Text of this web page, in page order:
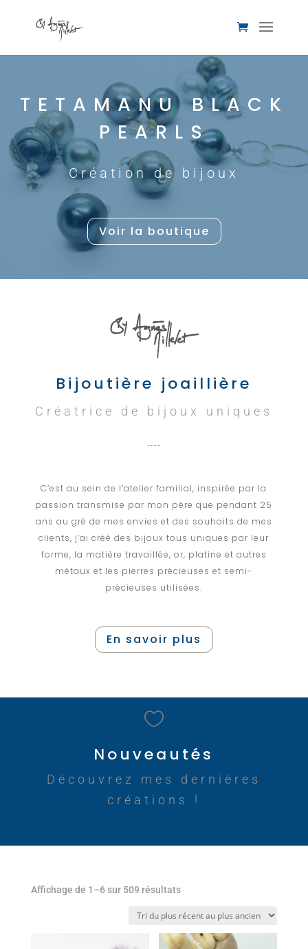
TETAMANU BLACK
PEARLS
Création de bijoux
Voir la boutique
Bijoutière joaillière
Créatrice de bijoux uniques
C’est au sein de l’atelier familial, inspirée par la
passion transmise par mon père que pendant 25
ans au gré de mes envies et des souhaits de mes
clients, j’ai créé des bijoux tous uniques par leur
forme, la matière travaillée, or, platine et autres
métaux et les pierres précieuses et semi-
précieuses utilisées.
En savoir plus

Nouveautés
Découvrez mes dernières
créations !
Affichage de 1–6 sur 509 résultatsTrié
plus
récent
au